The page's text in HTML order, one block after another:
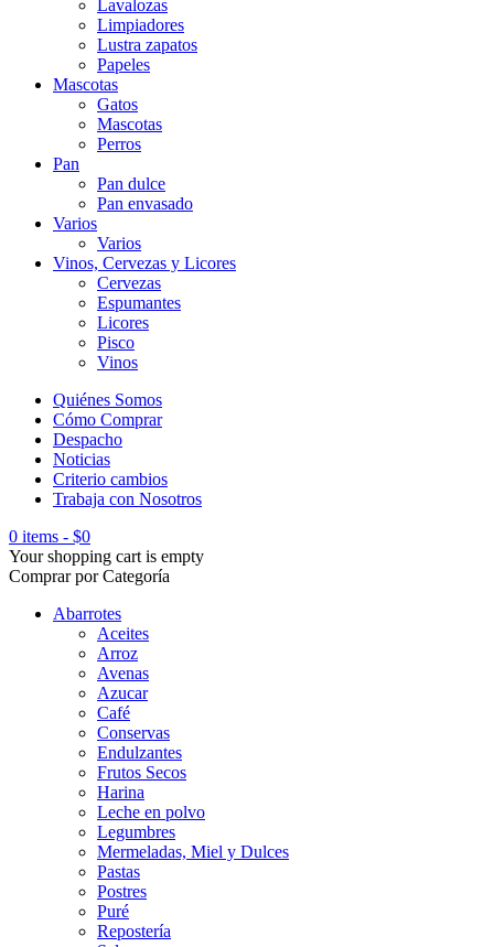
Lavalozas
Limpiadores
Lustra zapatos
Papeles
Mascotas
Gatos
Mascotas
Perros
Pan
Pan dulce
Pan envasado
Varios
Varios
Vinos, Cervezas y Licores
Cervezas
Espumantes
Licores
Pisco
Vinos
Quiénes Somos
Cómo Comprar
Despacho
Noticias
Criterio cambios
Trabaja con Nosotros
0 items - $0
Your shopping cart is empty
Comprar por Categoría
Abarrotes
Aceites
Arroz
Avenas
Azucar
Café
Conservas
Endulzantes
Frutos Secos
Harina
Leche en polvo
Legumbres
Mermeladas, Miel y Dulces
Pastas
Postres
Puré
Repostería